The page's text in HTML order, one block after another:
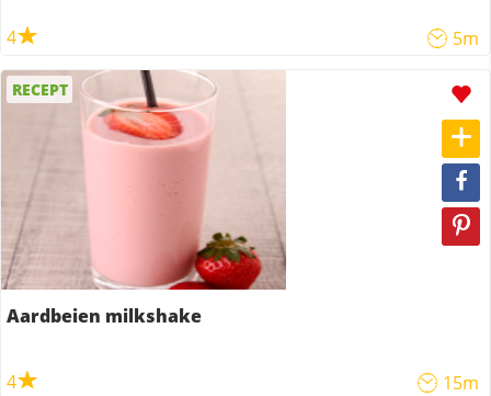
4 5m
RECEPT
Aardbeien milkshake
4 15m